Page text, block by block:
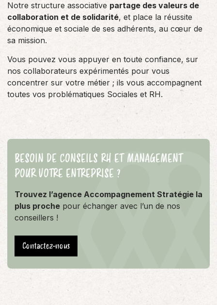
Notre structure associative partage des valeurs de
collaboration et de solidarité, et place la réussite
économique et sociale de ses adhérents, au cœur de
sa mission.
Vous pouvez vous appuyer en toute confiance, sur
nos collaborateurs expérimentés pour vous
concentrer sur votre métier ; ils vous accompagnent
toutes vos problématiques Sociales et RH.
BESOIN DE CONSEILS RH ET MANAGEMENT
POUR VOTRE ENTREPRISE ?
Trouvez l’agence Accompagnement Stratégie la
plus proche pour échanger avec l’un de nos
conseillers !
Contactez-nous